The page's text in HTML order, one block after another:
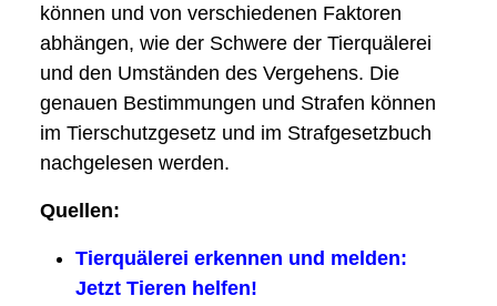
können und von verschiedenen Faktoren
abhängen, wie der Schwere der Tierquälerei
und den Umständen des Vergehens. Die
genauen Bestimmungen und Strafen können
im Tierschutzgesetz und im Strafgesetzbuch
nachgelesen werden.
Quellen:
Tierquälerei erkennen und melden:
Jetzt Tieren helfen!